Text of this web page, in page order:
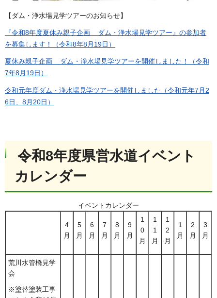
【ダム・浄水場見学ツアーのお知らせ】
『令和8年度夏休み親子企画 ダム・浄水場見学ツアー』の参加者
を募集します！（令和8年8月19日）
夏休み親子企画 ダム・浄水場見学ツアーを開催しました！（令和
7年8月19日）
令和元年度ダム・浄水場見学ツアーを開催しました（令和元年7月2
6日、8月20日）
令和8年度県営水道イベント
カレンダー
イベントカレンダー
4
月
5
月
6
月
7
月
8
月
9
月
1
0
月
1
1
月
1
2
月
1
月
2
月
3
月
荒川水管橋見学
会
※塗替塗装工事